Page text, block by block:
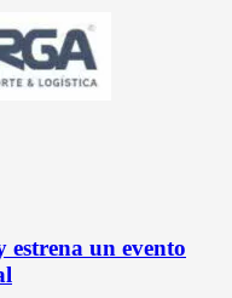
un evento